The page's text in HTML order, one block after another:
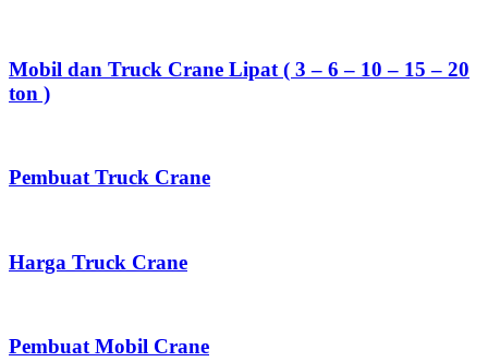
Mobil dan Truck Crane Lipat ( 3 – 6 – 10 – 15 – 20
ton )
Pembuat Truck Crane
Harga Truck Crane
Pembuat Mobil Crane